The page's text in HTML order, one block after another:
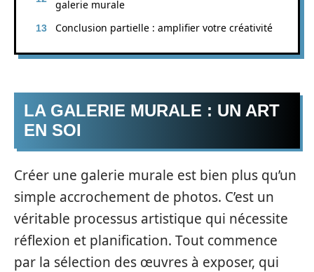
galerie murale
Conclusion partielle : amplifier votre créativité
LA GALERIE MURALE : UN ART
EN SOI
Créer une galerie murale est bien plus qu’un
simple accrochement de photos. C’est un
véritable processus artistique qui nécessite
réflexion et planification. Tout commence
par la sélection des œuvres à exposer, qui